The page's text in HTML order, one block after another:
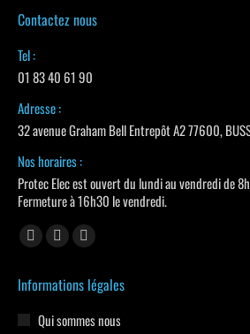
Contactez nous
Tel :
01 83 40 61 90
Adresse :
32 avenue Graham Bell Entrepôt A2 77600,
Nos horaires :
Protec Elec est ouvert du lundi au vendredi de
Fermeture à 16h30 le vendredi.
Trouvez nous sur :
La
Facebook
s'ouvre
La
LinkedIn
s'ouvre
La
Instagram
s'ouvre
Informations légales
Qui sommes nous